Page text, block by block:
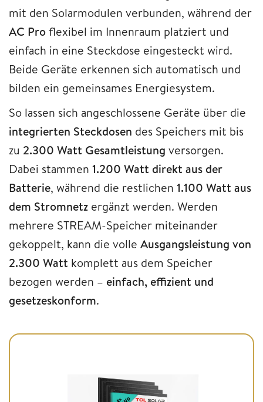
mit den Solarmodulen verbunden, während der
AC Proflexibel im Innenraum platziert und
einfach in eine Steckdose eingesteckt wird.
Beide Geräte erkennen sich automatisch und
bilden ein gemeinsames Energiesystem.
So lassen sich angeschlossene Geräte über die
integrierten Steckdosen des Speichers mit bis
zu 2.300 Watt Gesamtleistung versorgen.
Dabei stammen 1.200 Watt direkt aus der
Batterie, während die restlichen 1.100 Watt aus
dem Stromnetz ergänzt werden. Werden
mehrere STREAM-Speicher miteinander
gekoppelt, kann die volle Ausgangsleistung von
2.300 Watt komplett aus dem Speicher
bezogen werden – einfach, effizient und
gesetzeskonform.